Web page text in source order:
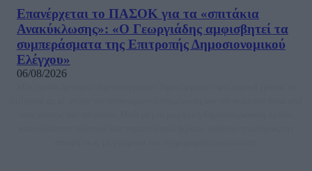
Επανέρχεται το ΠΑΣΟΚ για τα «σπιτάκια
Ανακύκλωσης»: «Ο Γεωργιάδης αμφισβητεί τα
συμπεράσματα της Επιτροπής Δημοσιονομικού
Ελέγχου»
06/08/2026